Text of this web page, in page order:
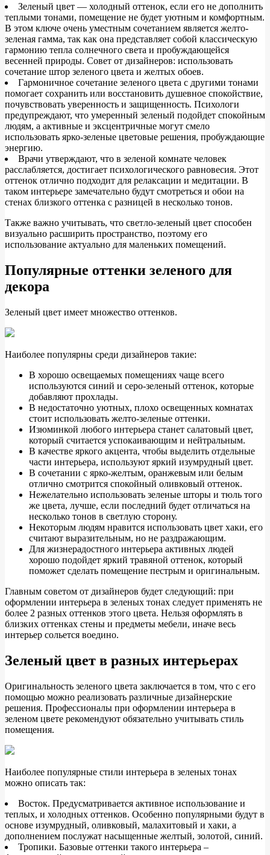
Зеленый цвет — холодный оттенок, если его не дополнить
теплыми тонами, помещение не будет уютным и комфортным.
В этом ключе очень уместным сочетанием является желто-
зеленая гамма, так как она представляет собой классическую
гармонию тепла солнечного света и пробуждающейся
весенней природы. Совет от дизайнеров: использовать
сочетание штор зеленого цвета и желтых обоев.
Гармоничное сочетание зеленого цвета с другими тонами
помогает сохранить или восстановить душевное спокойствие,
почувствовать уверенность и защищенность. Психологи
предупреждают, что умеренный зеленый подойдет спокойным
людям, а активные и эксцентричные могут смело
использовать ярко-зеленые цветовые решения, пробуждающие
энергию.
Врачи утверждают, что в зеленой комнате человек
расслабляется, достигает психологического равновесия. Этот
оттенок отлично подходит для релаксации и медитации. В
таком интерьере замечательно будут смотреться и обои на
стенах близкого оттенка с разницей в несколько тонов.
Также важно учитывать, что светло-зеленый цвет способен
визуально расширить пространство, поэтому его
использование актуально для маленьких помещений.
Популярные оттенки зеленого для
декора
Зеленый цвет имеет множество оттенков.
Наиболее популярны среди дизайнеров такие:
В хорошо освещаемых помещениях чаще всего
используются синий и серо-зеленый оттенок, которые
добавляют прохлады.
В недостаточно уютных, плохо освещенных комнатах
стоит использовать желто-зеленые оттенки.
Изюминкой любого интерьера станет салатовый цвет,
который считается успокаивающим и нейтральным.
В качестве яркого акцента, чтобы выделить отдельные
части интерьера, используют яркий изумрудный цвет.
В сочетании с ярко-желтым, оранжевым или белым
отлично смотрится спокойный оливковый оттенок.
Нежелательно использовать зеленые шторы и тюль того
же цвета, лучше, если последний будет отличаться на
несколько тонов в светлую сторону.
Некоторым людям нравится использовать цвет хаки, его
считают выразительным, но не раздражающим.
Для жизнерадостного интерьера активных людей
хорошо подойдет яркий травяной оттенок, который
поможет сделать помещение пестрым и оригинальным.
Главным советом от дизайнеров будет следующий: при
оформлении интерьера в зеленых тонах следует применять не
более 2 разных оттенков этого цвета. Нельзя оформлять в
близких оттенках стены и предметы мебели, иначе весь
интерьер сольется воедино.
Зеленый цвет в разных интерьерах
Оригинальность зеленого цвета заключается в том, что с его
помощью можно реализовать различные дизайнерские
решения. Профессионалы при оформлении интерьера в
зеленом цвете рекомендуют обязательно учитывать стиль
помещения.
Наиболее популярные стили интерьера в зеленых тонах
можно описать так:
Восток. Предусматривается активное использование и
теплых, и холодных оттенков. Особенно популярными будут в
основе изумрудный, оливковый, малахитовый и хаки, а
дополнением послужат насыщенные желтый, золотой, синий.
Тропики. Базовые оттенки такого интерьера –